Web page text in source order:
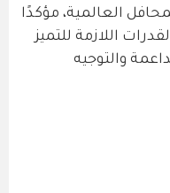
العالمية، مؤكدًا
اللازمة للتميز
والتوجيه